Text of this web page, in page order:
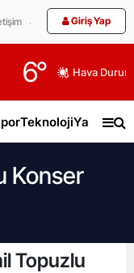
Giriş Yap
6° Hava
TeknolojiYaşam
Konser
Topuzlu